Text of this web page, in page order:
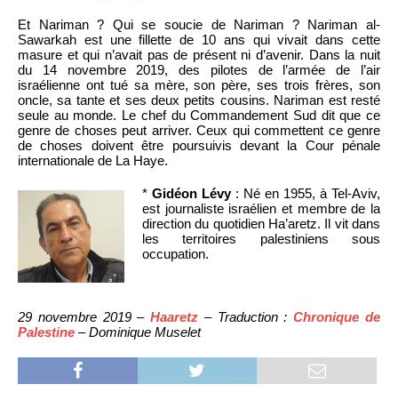
Et Nariman ? Qui se soucie de Nariman ? Nariman al-
Sawarkah est une fillette de 10 ans qui vivait dans cette
masure et qui n’avait pas de présent ni d’avenir. Dans la nuit
du 14 novembre 2019, des pilotes de l’armée de l’air
israélienne ont tué sa mère, son père, ses trois frères, son
oncle, sa tante et ses deux petits cousins. Nariman est resté
seule au monde. Le chef du Commandement Sud dit que ce
genre de choses peut arriver. Ceux qui commettent ce genre
de choses doivent être poursuivis devant la Cour pénale
internationale de La Haye.
* Gidéon Lévy: Né en 1955, à Tel-Aviv,
est journaliste israélien et membre de la
direction du quotidien Ha’aretz. Il vit dans
les territoires palestiniens sous
occupation.
29 novembre 2019 –Haaretz – Traduction :Chronique de
Palestine – Dominique Muselet